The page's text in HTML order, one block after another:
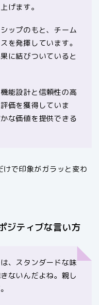
げます。
ップのもと、チーム
を発揮しています。
に結びついていると
能設計と信頼性の高
価を獲得していま
な価値を提供できる
で印象がガラッと変わ
ジティブな言い方
、スタンダードな味
ないんだよね。親し